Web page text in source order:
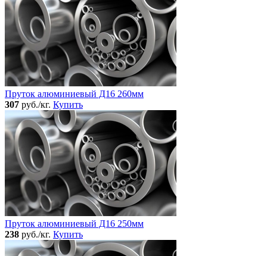
Пруток алюминиевый Д16 260мм
307 руб./кг. Купить
Пруток алюминиевый Д16 250мм
238 руб./кг. Купить